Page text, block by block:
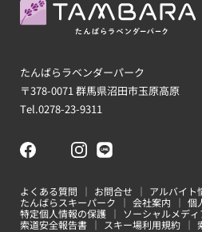
たんばらラベンダーパーク
〒378-0071 群馬県沼田市玉原高原
Tel.0278-23-9311
よくある質問 お問合せ アルバイト
たんばらスキーパーク
会社案内
個
特定個人情報の保護
ソーシャルメデ
索道安全報告書
スキー場利用規約